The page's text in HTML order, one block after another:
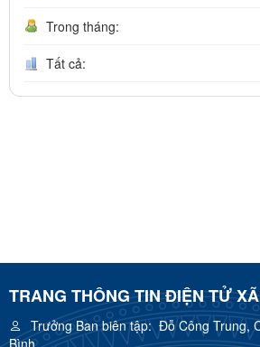
Trong tháng:
Tất cả:
TRANG THÔNG TIN ĐIỆN TỬ
Trưởng Ban biên tập:Đỗ Công Trung,